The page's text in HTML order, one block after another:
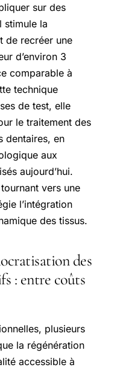
sur des
stimule la
de recréer une
d’environ 3
comparable à
technique
de test, elle
le traitement des
dentaires, en
aux
aujourd’hui.
vers une
l’intégration
des tissus.
des
: entre coûts
plusieurs
la régénération
accessible à